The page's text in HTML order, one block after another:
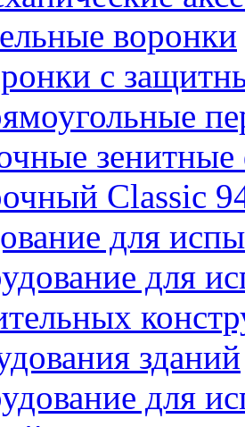
воронки
с
Classic
для
для
зданий
для